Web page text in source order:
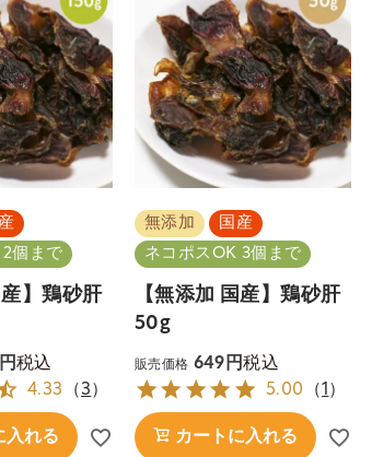
個まで
産】鶏砂肝
税込
4.33 （ 3 ）
入れる
無添加
国産
ネコポスOK 3個まで
【無添加 国産】鶏砂肝
50g
販売価格 649 税込
5.00 （1 ）
カートに入れる